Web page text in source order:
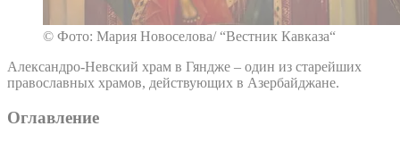
© Фото: Мария Новоселова/ “Вестник Кавказа“
Александро-Невский храм в Гяндже – один из старейших
православных храмов, действующих в Азербайджане.
Оглавление